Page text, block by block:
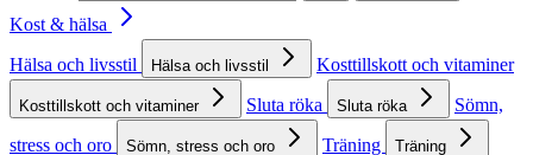
Kost & hälsa
Hälsa och livsstil
Hälsa och livsstil Kosttillskott och vitaminer
Kosttillskott och vitaminer Sluta röka Sluta röka
Sömn,
stress och oro
Sömn, stress och oro Träning Träning